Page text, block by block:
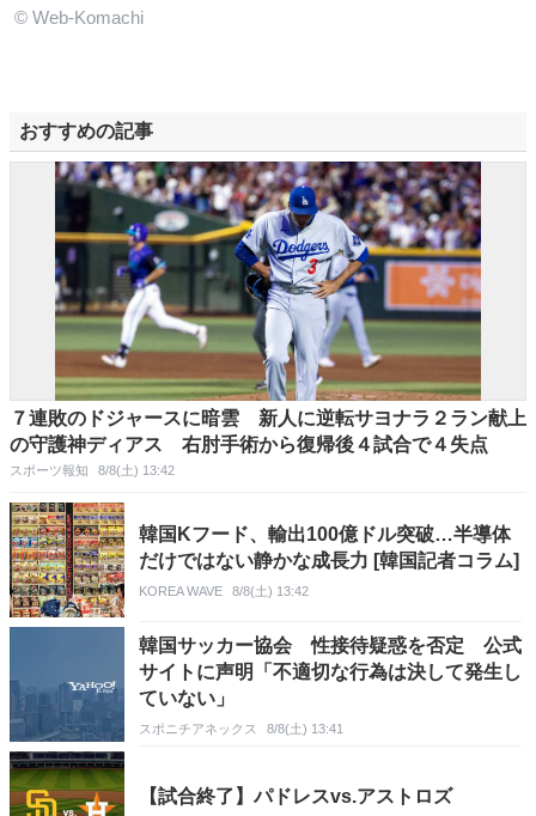
© Web-Komachi
おすすめの記事
７連敗のドジャースに暗雲 新人に逆転サヨナラ２ラン献上
の守護神ディアス 右肘手術から復帰後４試合で４失点
スポーツ報知 8/8(土) 13:42
韓国Kフード、輸出100億ドル突破…半導体
だけではない静かな成長力 [韓国記者コラム]
KOREA WAVE 8/8(土) 13:42
韓国サッカー協会 性接待疑惑を否定 公式
サイトに声明「不適切な行為は決して発生し
ていない」
スポニチアネックス 8/8(土) 13:41
【試合終了】パドレスvs.アストロズ